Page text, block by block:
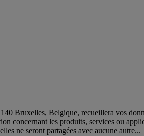
Bruxelles, Belgique, recueillera vos
concernant les produits, services ou
ne seront partagées avec aucune autre...